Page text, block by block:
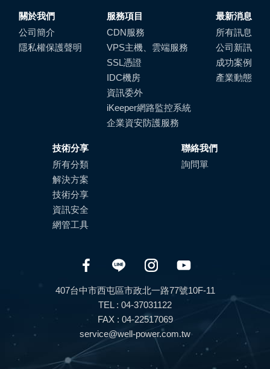
407台中市西屯區市政北一路77號10F-11
TEL : 04-37031122
FAX : 04-22517069
service@well-power.com.tw
關於我們
公司簡介
隱私權保護聲明
服務項目
CDN服務
VPS主機、雲端服務
SSL憑證
IDC機房
資訊委外
iKeeper網路監控系統
企業資安防護服務
最新消息
所有訊息
公司新訊
成功案例
產業動態
技術分享
所有分類
解決方案
技術分享
資訊安全
網管工具
聯絡我們
詢問單